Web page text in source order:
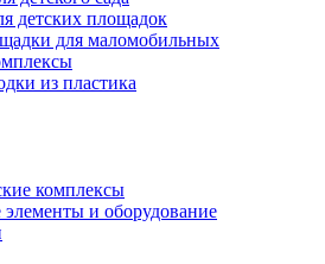
детских площадок
для маломобильных
из пластика
комплексы
и оборудование